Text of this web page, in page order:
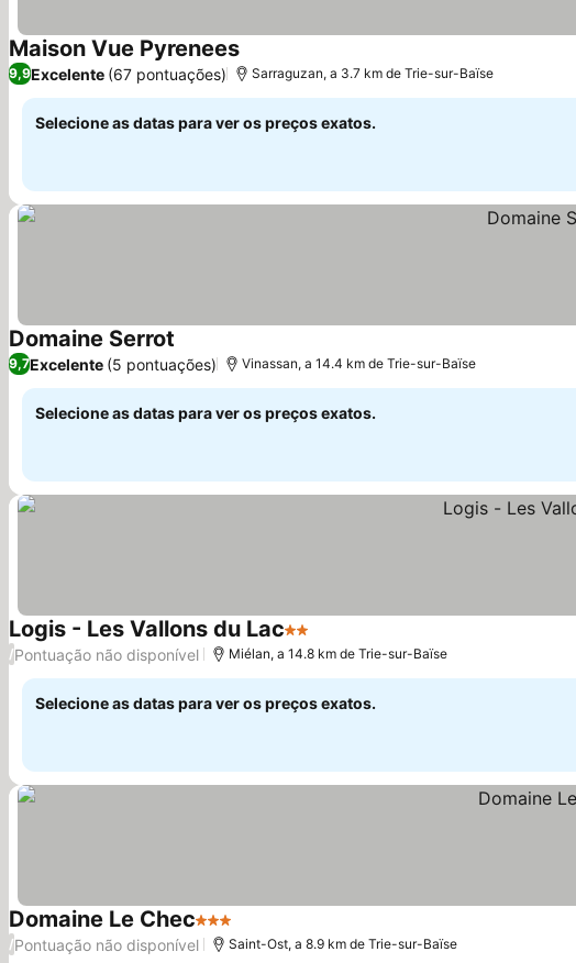
Maison Vue PyreneesVer preços
9,9Excelente (67 pontuações) Sarraguzan, a 3.7 km de Trie-sur-Baïse
Selecione as datas para ver os preços exatos.
Domaine Serrot Ver preços
9,7Excelente (5 pontuações) Vinassan, a 14.4 km de Trie-sur-Baïse
Selecione as datas para ver os preços exatos.
Logis - Les Vallons du Lac2 Estrelas
/Pontuação não disponível Miélan, a 14.8 km de Trie-sur-Baïse
Selecione as datas para ver os preços exatos.
Domaine Le Chec3 Estrelas
/Pontuação não disponível Saint-Ost, a 8.9 km de Trie-sur-Baïse